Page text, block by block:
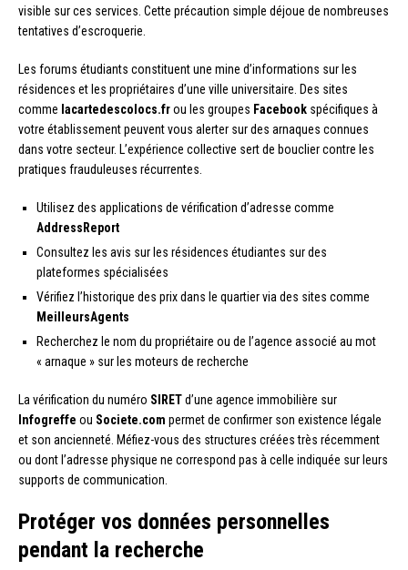
visible sur ces services. Cette précaution simple déjoue de nombreuses
tentatives d’escroquerie.
Les forums étudiants constituent une mine d’informations sur les
résidences et les propriétaires d’une ville universitaire. Des sites
comme lacartedescolocs.frou les groupes Facebook spécifiques à
votre établissement peuvent vous alerter sur des arnaques connues
dans votre secteur. L’expérience collective sert de bouclier contre les
pratiques frauduleuses récurrentes.
Utilisez des applications de vérification d’adresse comme
AddressReport
Consultez les avis sur les résidences étudiantes sur des
plateformes spécialisées
Vérifiez l’historique des prix dans le quartier via des sites comme
MeilleursAgents
Recherchez le nom du propriétaire ou de l’agence associé au mot
« arnaque » sur les moteurs de recherche
La vérification du numéro SIRETd’une agence immobilière sur
Infogreffe ou Societe.com permet de confirmer son existence légale
et son ancienneté. Méfiez-vous des structures créées très récemment
ou dont l’adresse physique ne correspond pas à celle indiquée sur leurs
supports de communication.
Protéger vos données personnelles
pendant la recherche